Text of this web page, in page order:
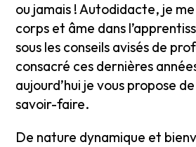
ou jamais ! Autodidacte, je
corps et âme dans
sous les conseils avisés de
consacré ces dernières
aujourd’hui je vous propose
savoir-faire.
De nature dynamique et